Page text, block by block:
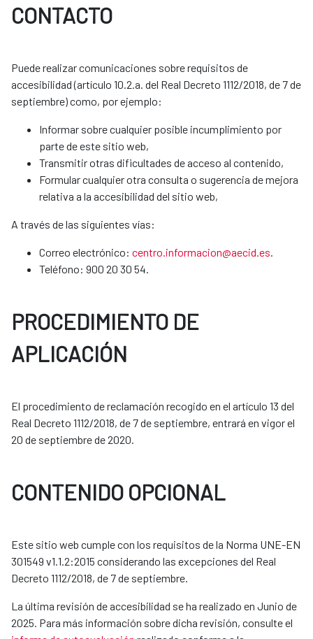
CONTACTO
Puede realizar comunicaciones sobre requisitos de
accesibilidad (artículo 10.2.a. del Real Decreto 1112/2018, de 7 de
septiembre) como, por ejemplo:
Informar sobre cualquier posible incumplimiento por
parte de este sitio web,
Transmitir otras dificultades de acceso al contenido,
Formular cualquier otra consulta o sugerencia de mejora
relativa a la accesibilidad del sitio web,
A través de las siguientes vías:
Correo electrónico: centro.informacion@aecid.es.
Teléfono: 900 20 30 54.
PROCEDIMIENTO DE
APLICACIÓN
El procedimiento de reclamación recogido en el artículo 13 del
Real Decreto 1112/2018, de 7 de septiembre, entrará en vigor el
20 de septiembre de 2020.
CONTENIDO OPCIONAL
Este sitio web cumple con los requisitos de la Norma UNE-EN
301549 v1.1.2:2015 considerando las excepciones del Real
Decreto 1112/2018, de 7 de septiembre.
La última revisión de accesibilidad se ha realizado en Junio de
2025. Para más información sobre dicha revisión, consulte el